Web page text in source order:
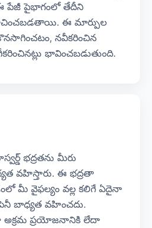
పేజీ పైభాగంలో తేదీని
ఈ మార్పుల
నవీకరించిన
భావించబడుతుంది.
భద్రతను మీరు
వహిస్తారు. ఈ భద్రతా
మీ వైఫల్యం వల్ల కలిగే ఏదైనా
బాధ్యత వహించదు.
అక్రమ ప్రయోజనానికి లేదా